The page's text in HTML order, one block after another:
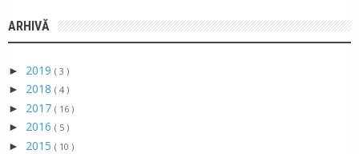
ARHIVĂ
► 2019 ( 3 )
► 2018 ( 4 )
► 2017 ( 16 )
► 2016 ( 5 )
► 2015 ( 10 )